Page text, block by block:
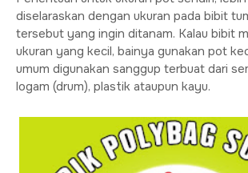
diselaraskan dengan ukuran pada bibit
tersebut yang ingin ditanam. Kalau bibit
ukuran yang kecil, bainya gunakan pot
umum digunakan sanggup terbuat dari
logam (drum), plastik ataupun kayu.